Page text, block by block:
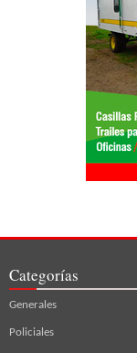
Categorías
Generales
Policiales